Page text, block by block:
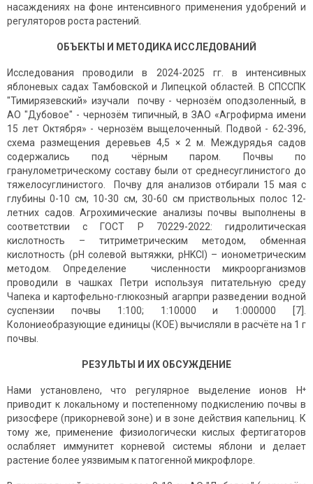
насаждениях на фоне интенсивного применения удобрений и
регуляторов роста растений.
ОБЪЕКТЫ И МЕТОДИКА ИССЛЕДОВАНИЙ
Исследования проводили в 2024-2025 гг. в интенсивных
яблоневых садах Тамбовской и Липецкой областей. В СПССПК
"Тимирязевский» изучали почву - чернозём оподзоленный, в
АО "Дубовое" - чернозём типичный, в ЗАО «Агрофирма имени
15 лет Октября» - чернозём выщелоченный. Подвой - 62-396,
схема размещения деревьев 4,5 × 2 м. Междурядья садов
содержались под чёрным паром. Почвы по
гранулометрическому составу были от среднесуглинистого до
тяжелосуглинистого. Почву для анализов отбирали 15 мая с
глубины 0-10 см, 10-30 см, 30-60 см приствольных полос 12-
летних садов. Агрохимические анализы почвы выполнены в
соответствии с ГОСТ Р 70229-2022: гидролитическая
кислотность – титриметрическим методом, обменная
кислотность (рН солевой вытяжки, рНKCl) – ионометрическим
методом. Определение численности микроорганизмов
проводили в чашках Петри используя питательную среду
Чапека и картофельно-глюкозный агарпри разведении водной
суспензии почвы 1:100; 1:10000 и 1:000000 [7].
Колониеобразующие единицы (КОЕ) вычисляли в расчёте на 1 г
почвы.
РЕЗУЛЬТЫ И ИХ ОБСУЖДЕНИЕ
Нами установлено, что регулярное выделение ионов H⁺
приводит к локальному и постепенному подкислению почвы в
ризосфере (прикорневой зоне) и в зоне действия капельниц. К
тому же, применение физиологически кислых фертигаторов
ослабляет иммунитет корневой системы яблони и делает
растение более уязвимым к патогенной микрофлоре.